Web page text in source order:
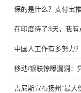
保的是什么？支付宝
在印度待了3天，我有
中国人工作有多努力
移动/银联惊曝漏洞：
吉尼斯宣布扬州“最大